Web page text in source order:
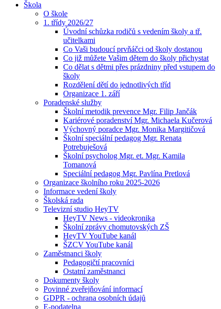
Škola
O škole
1. třídy 2026/27
Úvodní schůzka rodičů s vedením školy a tř.
učitelkami
Co Vaši budoucí prvňáčci od školy dostanou
Co již můžete Vašim dětem do školy přichystat
Co dělat s dětmi přes prázdniny před vstupem do
školy
Rozdělení dětí do jednotlivých tříd
Organizace 1. září
Poradenské služby
Školní metodik prevence Mgr. Filip Jančák
Kariérové poradenství Mgr. Michaela Kučerová
Výchovný poradce Mgr. Monika Margitičová
Školní speciální pedagog Mgr. Renata
Potrebuješová
Školní psycholog Mgr. et. Mgr. Kamila
Tomanová
Speciální pedagog Mgr. Pavlína Pretlová
Organizace školního roku 2025-2026
Informace vedení školy
Školská rada
Televizní studio HeyTV
HeyTV News - videokronika
Školní zprávy chomutovských ZŠ
HeyTV YouTube kanál
ŠZCV YouTube kanál
Zaměstnanci školy
Pedagogičtí pracovníci
Ostatní zaměstnanci
Dokumenty školy
Povinné zveřejňování informací
GDPR - ochrana osobních údajů
E-podatelna